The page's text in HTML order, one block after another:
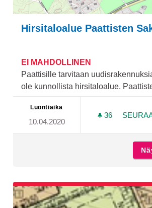
Hirsitaloalue Paattisten
EI MAHDOLLINEN
Paattisille tarvitaan
ole kunnollista hirsitaloalue.
Luontiaika
10.04.2020
36 36